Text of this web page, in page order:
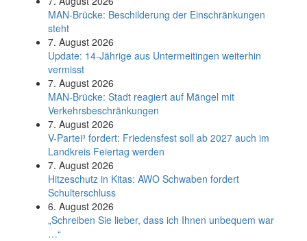
MAN-Brücke: Beschilderung der Einschränkungen
steht
7. August 2026
Update: 14-Jährige aus Untermeitingen weiterhin
vermisst
7. August 2026
MAN-Brücke: Stadt reagiert auf Mängel mit
Verkehrsbeschränkungen
7. August 2026
V-Partei­³ fordert: Friedens­fest soll ab 2027 auch im
Land­kreis Feier­tag werden
7. August 2026
Hitzeschutz in Kitas: AWO Schwaben fordert
Schulterschluss
6. August 2026
„Schreiben Sie lieber, dass ich Ihnen unbequem war
…“